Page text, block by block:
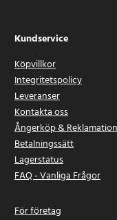
Kundservice
Köpvillkor
Integritetspolicy
Leveranser
Kontakta oss
Ångerköp & Reklamation
Betalningssätt
Lagerstatus
FAQ - Vanliga Frågor
För företag